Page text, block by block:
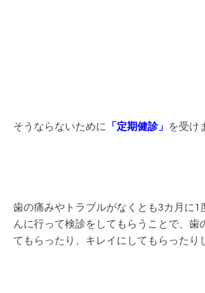
そうならないために 「定期健診」 を受け
歯の痛みやトラブルがなくとも3カ月に1
んに行って検診をしてもらうことで、歯
てもらったり、キレイにしてもらったり